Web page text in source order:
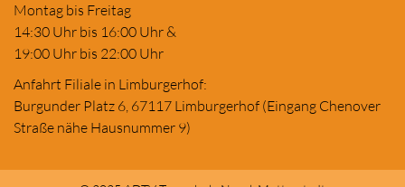
Montag bis Freitag
14:30 Uhr bis 16:00 Uhr &
19:00 Uhr bis 22:00 Uhr
Anfahrt Filiale in Limburgerhof:
Burgunder Platz 6, 67117 Limburgerhof (Eingang Chenover
Straße nähe Hausnummer 9)